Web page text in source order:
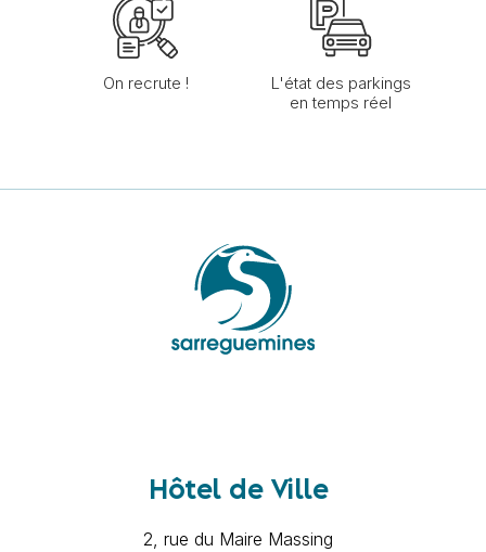
On recrute !
L'état des parkings
en temps réel
Hôtel de Ville
2, rue du Maire Massing